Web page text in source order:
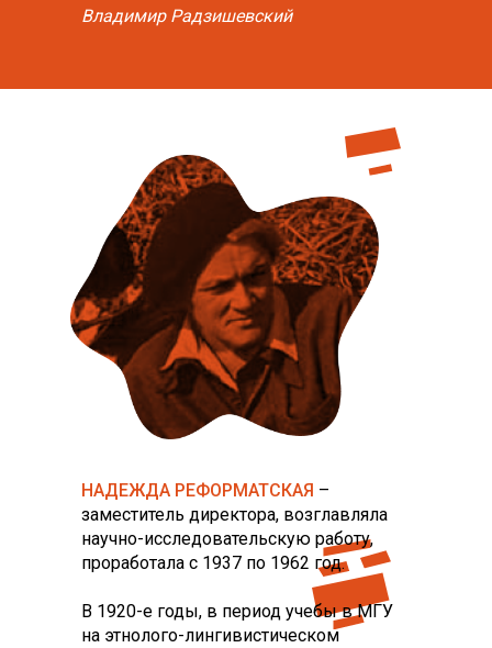
Владимир Радзишевский
НАДЕЖДА РЕФОРМАТСКАЯ –
заместитель директора, возглавляла
научно-исследовательскую работу,
проработала с 1937 по 1962 год.
В 1920-е годы, в период учебы в МГУ
на этнолого-лингивистическом